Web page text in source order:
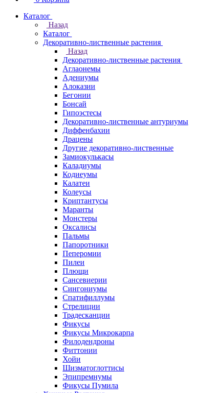
Каталог
Назад
Каталог
Декоративно-лиственные растения
Назад
Декоративно-лиственные растения
Аглаонемы
Адениумы
Алоказии
Бегонии
Бонсай
Гипоэстесы
Декоративно-лиственные антуриумы
Диффенбахии
Драцены
Другие декоративно-лиственные
Замиокулькасы
Каладиумы
Кодиеумы
Калатеи
Колеусы
Криптантусы
Маранты
Монстеры
Оксалисы
Пальмы
Папоротники
Пеперомии
Пилеи
Плющи
Сансевиерии
Сингониумы
Спатифиллумы
Стрелиции
Традесканции
Фикусы
Фикусы Микрокарпа
Филодендроны
Фиттонии
Хойи
Шизматоглоттисы
Эпипремнумы
Фикусы Пумила